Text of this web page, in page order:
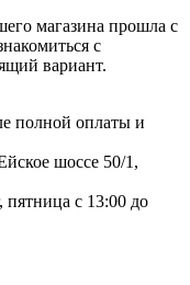
магазина прошла с
с
вариант.
полной оплаты и
шоссе 50/1,
пятница с 13:00 до